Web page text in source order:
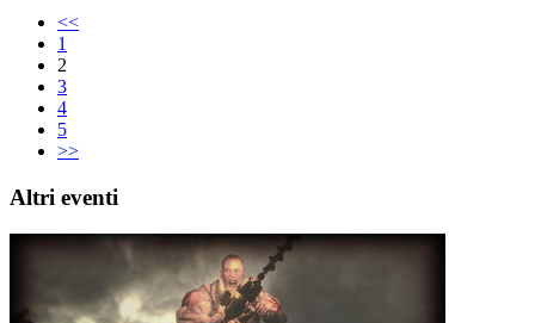
<<
1
2
3
4
5
>>
Altri eventi